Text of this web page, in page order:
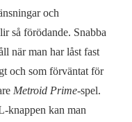
och
så förödande. Snabba
när man har låst fast
och som förväntat för
Metroid Prime-spel.
knappen kan man